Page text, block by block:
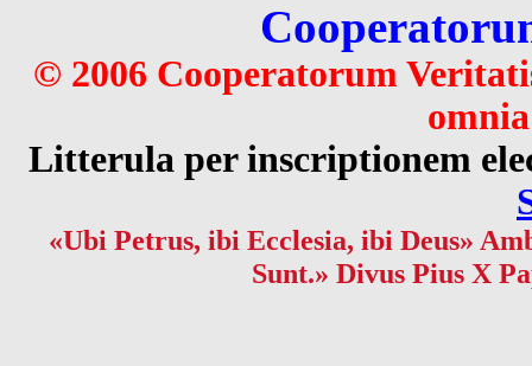
© 2006 Cooperatorum
Litterula per inscriptionem
«Ubi Petrus, ibi Ecclesia, ibi Deus»
Sunt.» Divus Pius X